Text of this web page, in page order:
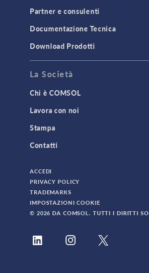
Partner e consulenti
Documentazione Tecnica
Download Prodotti
La Società
Chi è COMSOL
Lavora con noi
Stampa
Contatti
ACCEDI
PRIVACY POLICY
TRADEMARKS
IMPOSTAZIONI COOKIE
© 2026 DA COMSOL. TUTTI I DIRITTI